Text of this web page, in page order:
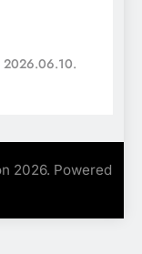
2026.06.10.
2026. Powered